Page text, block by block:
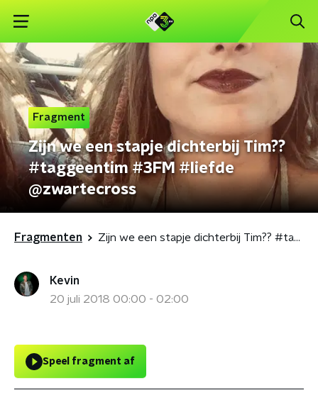
Fragment
Zijn we een stapje dichterbij Tim??
#taggeentim #3FM #liefde
@zwartecross
Fragmenten Zijn we een stapje dichterbij Tim?? #taggeentim #3FM #liefde @zwartecross
Kevin
20 juli 2018 00:00 - 02:00
Speel fragment af